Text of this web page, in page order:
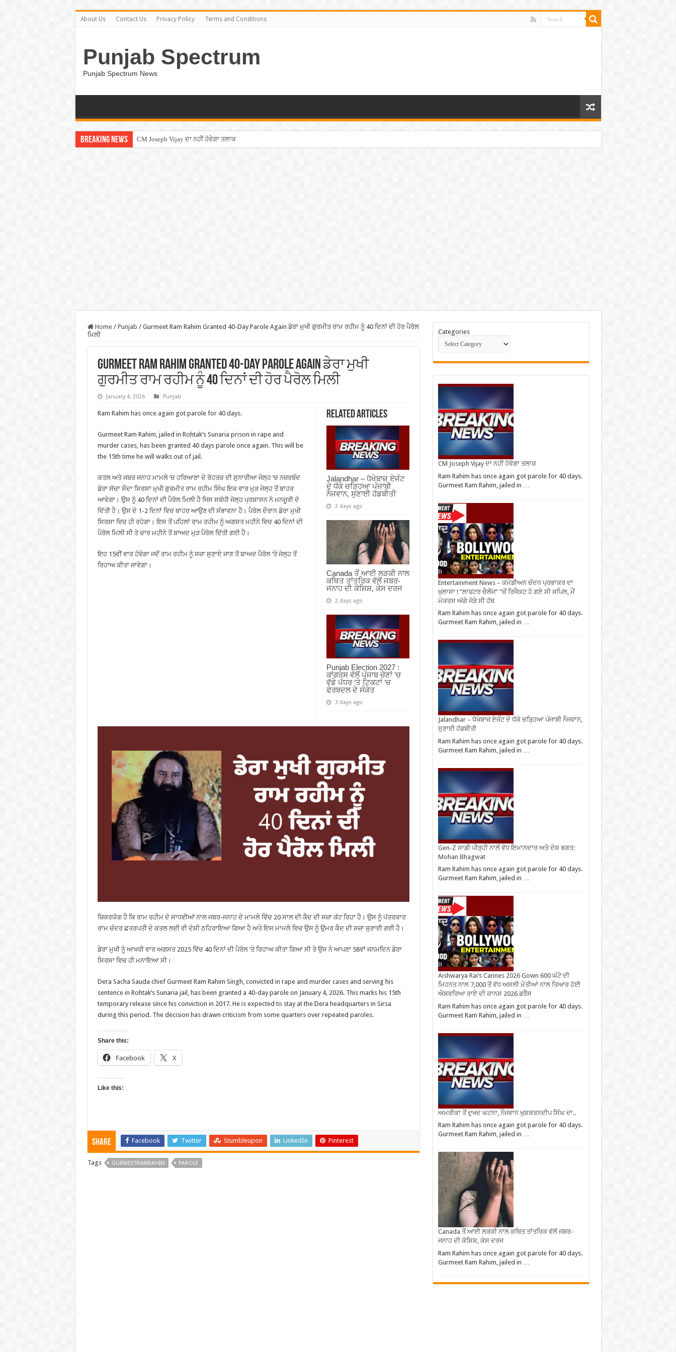
About Us Contact Us Privacy Policy Terms and Conditions
Punjab Spectrum
Punjab Spectrum News
Breaking News CM Joseph Vijay ਦਾ ਨਹੀਂ ਹੋਵੇਗਾ ਤਲਾਕ
Home / Punjab / Gurmeet Ram Rahim Granted 40-Day Parole Again ਡੇਰਾ ਮੁਖੀ ਗੁਰਮੀਤ ਰਾਮ ਰਹੀਮ ਨੂੰ 40 ਦਿਨਾਂ ਦੀ ਹੋਰ ਪੈਰੋਲ
ਮਿਲੀ
Gurmeet Ram Rahim Granted 40-Day Parole Again ਡੇਰਾ ਮੁਖੀ
ਗੁਰਮੀਤ ਰਾਮ ਰਹੀਮ ਨੂੰ 40 ਦਿਨਾਂ ਦੀ ਹੋਰ ਪੈਰੋਲ ਮਿਲੀ
January 4, 2026 Punjab
Related Articles
Jalandhar – ਧੋਖੇਬਾਜ਼ ਏਜੰਟ
ਦੇ ਧੱਕੇ ਚੜ੍ਹਿਆ ਪੰਜਾਬੀ
ਨੌਜਵਾਨ, ਸੁਣਾਈ ਹੱਡਬੀਤੀ
2 days ago
Canada ਤੋਂ ਆਈ ਲੜਕੀ ਨਾਲ
ਕਥਿਤ ਤਾਂਤਰਿਕ ਵੱਲੋਂ ਜਬਰ-
ਜਨਾਹ ਦੀ ਕੋਸ਼ਿਸ਼, ਕੇਸ ਦਰਜ
2 days ago
Punjab Election 2027 :
ਕਾਂਗਰਸ ਵੱਲੋਂ ਪੰਜਾਬ ਚੋਣਾਂ ‘ਚ
ਵੱਡੇ ਪੱਧਰ ‘ਤੇ ਟਿਕਟਾਂ ‘ਚ
ਫੇਰਬਦਲ ਦੇ ਸੰਕੇਤ
3 days ago
Ram Rahim has once again got parole for 40 days.
Gurmeet Ram Rahim, jailed in Rohtak’s Sunaria prison in rape and
murder cases, has been granted 40 days parole once again. This will be
the 15th time he will walks out of jail.
ਕਤਲ ਅਤੇ ਜਬਰ ਜਨਾਹ ਮਾਮਲੇ ’ਚ ਹਰਿਆਣਾ ਦੇ ਰੋਹਤਕ ਦੀ ਸੁਨਾਰੀਆ ਜੇਲ੍ਹ ’ਚ ਨਜ਼ਰਬੰਦ
ਡੇਰਾ ਸੱਚਾ ਸੌਦਾ ਸਿਰਸਾ ਮੁਖੀ ਗੁਰਮੀਤ ਰਾਮ ਰਹੀਮ ਸਿੰਘ ਇਕ ਵਾਰ ਮੁੜ ਜੇਲ੍ਹ ਤੋਂ ਬਾਹਰ
ਆਵੇਗਾ। ਉਸ ਨੂੰ 40 ਦਿਨਾਂ ਦੀ ਪੈਰੋਲ ਮਿਲੀ ਹੈ ਜਿਸ ਸਬੰਧੀ ਜੇਲ੍ਹ ਪ੍ਰਸ਼ਾਸਨ ਨੇ ਮਨਜ਼ੂਰੀ ਦੇ
ਦਿੱਤੀ ਹੈ। ਉਸ ਦੇ 1-2 ਦਿਨਾਂ ਵਿਚ ਬਾਹਰ ਆਉਣ ਦੀ ਸੰਭਾਵਨਾ ਹੈ। ਪੈਰੋਲ ਦੌਰਾਨ ਡੇਰਾ ਮੁਖੀ
ਸਿਰਸਾ ਵਿਚ ਹੀ ਰਹੇਗਾ। ਇਸ ਤੋਂ ਪਹਿਲਾਂ ਰਾਮ ਰਹੀਮ ਨੂੰ ਅਗਸਤ ਮਹੀਨੇ ਵਿਚ 40 ਦਿਨਾਂ ਦੀ
ਪੈਰੋਲ ਮਿਲੀ ਸੀ ਤੇ ਚਾਰ ਮਹੀਨੇ ਤੋਂ ਬਾਅਦ ਮੁੜ ਪੈਰੋਲ ਦਿੱਤੀ ਗਈ ਹੈ।
ਇਹ 15ਵੀਂ ਵਾਰ ਹੋਵੇਗਾ ਜਦੋਂ ਰਾਮ ਰਹੀਮ ਨੂੰ ਸਜ਼ਾ ਸੁਣਾਏ ਜਾਣ ਤੋਂ ਬਾਅਦ ਪੈਰੋਲ ’ਤੇ ਜੇਲ੍ਹ ਤੋਂ
ਰਿਹਾਅ ਕੀਤਾ ਜਾਵੇਗਾ।
ਜ਼ਿਕਰਯੋਗ ਹੈ ਕਿ ਰਾਮ ਰਹੀਮ ਦੋ ਸਾਧਵੀਆਂ ਨਾਲ ਜਬਰ-ਜਨਾਹ ਦੇ ਮਾਮਲੇ ਵਿੱਚ 20 ਸਾਲ ਦੀ ਕੈਦ ਦੀ ਸਜ਼ਾ ਕੱਟ ਰਿਹਾ ਹੈ। ਉਸ ਨੂੰ ਪੱਤਰਕਾਰ
ਰਾਮ ਚੰਦਰ ਛਤਰਪਤੀ ਦੇ ਕਤਲ ਲਈ ਵੀ ਦੋਸ਼ੀ ਠਹਿਰਾਇਆ ਗਿਆ ਹੈ ਅਤੇ ਇਸ ਮਾਮਲੇ ਵਿਚ ਉਸ ਨੂੰ ਉਮਰ ਕੈਦ ਦੀ ਸਜ਼ਾ ਸੁਣਾਈ ਗਈ ਹੈ।
ਡੇਰਾ ਮੁਖੀ ਨੂੰ ਆਖਰੀ ਵਾਰ ਅਗਸਤ 2025 ਵਿੱਚ 40 ਦਿਨਾਂ ਦੀ ਪੈਰੋਲ ’ਤੇ ਰਿਹਾਅ ਕੀਤਾ ਗਿਆ ਸੀ ਤੇ ਉਸ ਨੇ ਆਪਣਾ 58ਵਾਂ ਜਨਮਦਿਨ ਡੇਰਾ
ਸਿਰਸਾ ਵਿਚ ਹੀ ਮਨਾਇਆ ਸੀ।
Dera Sacha Sauda chief Gurmeet Ram Rahim Singh, convicted in rape and murder cases and serving his
sentence in Rohtak’s Sunaria jail, has been granted a 40-day parole on January 4, 2026. This marks his 15th
temporary release since his conviction in 2017. He is expected to stay at the Dera headquarters in Sirsa
during this period. The decision has drawn criticism from some quarters over repeated paroles.
Share this:
Facebook X
Like this:
Share Facebook Twitter Stumbleupon LinkedIn Pinterest
Tags GURMEETRAMRAHIM PAROLE
Categories
CM Joseph Vijay ਦਾ ਨਹੀਂ ਹੋਵੇਗਾ ਤਲਾਕ
Ram Rahim has once again got parole for 40 days.
Gurmeet Ram Rahim, jailed in …
Entertainment News – ਕਮੇਡੀਅਨ ਚੰਦਨ ਪ੍ਰਭਾਕਰ ਦਾ
ਖੁਲਾਸਾ ! ”ਲਾਫਟਰ ਚੈਲੇਂਜ” ”ਚੋਂ ਰਿਜੈਕਟ ਹੋ ਗਏ ਸੀ ਕਪਿਲ, ਮੈਂ
ਮੇਕਰਸ ਅੱਗੇ ਜੋੜੇ ਸੀ ਹੱਥ
Ram Rahim has once again got parole for 40 days.
Gurmeet Ram Rahim, jailed in …
Jalandhar – ਧੋਖੇਬਾਜ਼ ਏਜੰਟ ਦੇ ਧੱਕੇ ਚੜ੍ਹਿਆ ਪੰਜਾਬੀ ਨੌਜਵਾਨ,
ਸੁਣਾਈ ਹੱਡਬੀਤੀ
Ram Rahim has once again got parole for 40 days.
Gurmeet Ram Rahim, jailed in …
Gen-Z ਸਾਡੀ ਪੀੜ੍ਹੀ ਨਾਲੋਂ ਵੱਧ ਇਮਾਨਦਾਰ ਅਤੇ ਦੇਸ਼ ਭਗਤ:
Mohan Bhagwat
Ram Rahim has once again got parole for 40 days.
Gurmeet Ram Rahim, jailed in …
Aishwarya Rai’s Cannes 2026 Gown 600 ਘੰਟੇ ਦੀ
ਮਿਹਨਤ ਨਾਲ 7,000 ਤੋਂ ਵੱਧ ਅਸਲੀ ਮੋਤੀਆਂ ਨਾਲ ਤਿਆਰ ਹੋਈ
ਐਸ਼ਵਰਿਆ ਰਾਏ ਦੀ ਕਾਨਸ 2026 ਡਰੈੱਸ
Ram Rahim has once again got parole for 40 days.
Gurmeet Ram Rahim, jailed in …
ਅਮਰੀਕਾ ਤੋਂ ਦੁਖਦ ਘਟਨਾ, ਨੌਜਵਾਨ ਖੁਸ਼ਕਰਨਦੀਪ ਸਿੰਘ ਦਾ..
Ram Rahim has once again got parole for 40 days.
Gurmeet Ram Rahim, jailed in …
Canada ਤੋਂ ਆਈ ਲੜਕੀ ਨਾਲ ਕਥਿਤ ਤਾਂਤਰਿਕ ਵੱਲੋਂ ਜਬਰ-
ਜਨਾਹ ਦੀ ਕੋਸ਼ਿਸ਼, ਕੇਸ ਦਰਜ
Ram Rahim has once again got parole for 40 days.
Gurmeet Ram Rahim, jailed in …